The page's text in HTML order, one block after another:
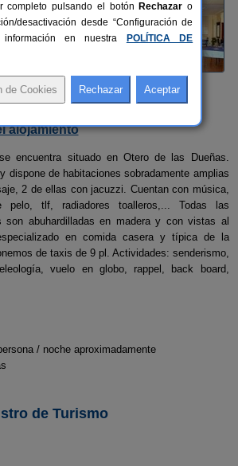
alojamiento
encuentra situado en Otero de las Dueñas.
dispone de habitaciones sobradamente amplias
2 de ellas con jacuzzi. Cuentan con música,
pelo, tlf, radiadores toalleros,... Todas las
son abuhardilladas en madera y con vistas al
en comida casera y típica de la
de taxis de 9 pl. Actividades: senderismo,
vuelo en globo, rappel, back board,
/ noche aproximadamente
de Turismo
completo pulsando el botón Rechazar o
desactivación desde “Configuración de
información en nuestra
POLÍTICA DE